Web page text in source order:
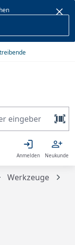
Anmelden Neukunde
Werkzeuge